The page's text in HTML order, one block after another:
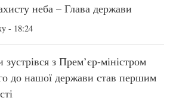
неба – Глава держави
- 18:24
з Прем’єр-міністром
до нашої держави став першим